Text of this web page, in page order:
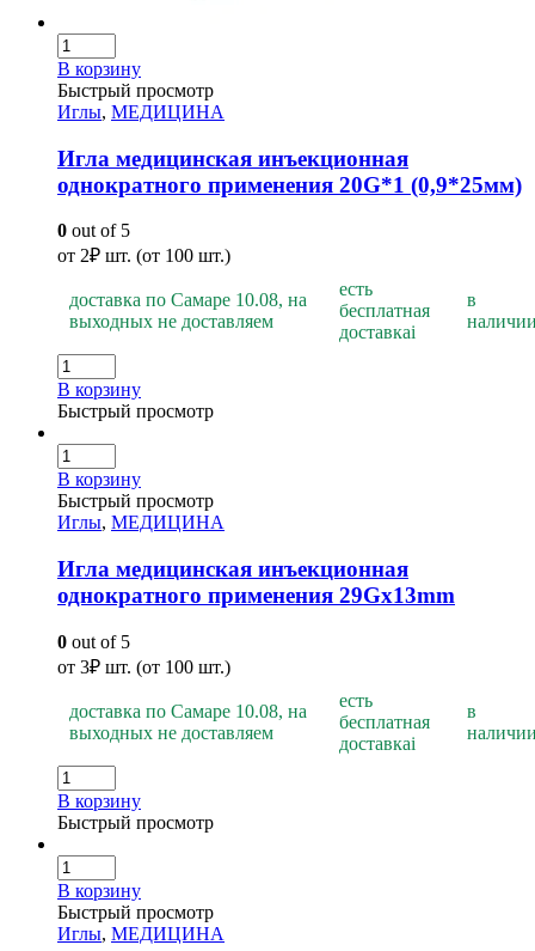
В корзину
Быстрый просмотр
Иглы, МЕДИЦИНА
Игла медицинская инъекционная
однократного применения 20G*1 (0,9*25мм)
0 out of 5
от 2₽ шт. (от 100 шт.)
доставка по Самаре 10.08, на
выходных не доставляем
есть
бесплатная
доставкаi
в
В корзину
Быстрый просмотр
В корзину
Быстрый просмотр
Иглы, МЕДИЦИНА
Игла медицинская инъекционная
однократного применения 29Gх13mm
0 out of 5
от 3₽ шт. (от 100 шт.)
доставка по Самаре 10.08, на
выходных не доставляем
есть
бесплатная
доставкаi
в
В корзину
Быстрый просмотр
В корзину
Быстрый просмотр
Иглы, МЕДИЦИНА